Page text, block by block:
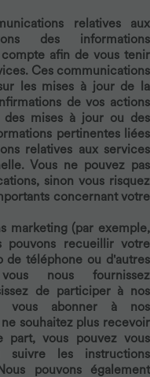
relatives aux
des informations
afin de vous tenir
Ces communications
les mises à jour de la
de vos actions
mises à jour ou des
pertinentes liées
relatives aux services
Vous ne pouvez pas
sinon vous risquez
concernant votre
marketing (par exemple,
pouvons recueillir votre
de téléphone ou d'autres
nous fournissez
de participer à nos
vous abonner à nos
souhaitez plus recevoir
part, vous pouvez vous
les instructions
pouvons également